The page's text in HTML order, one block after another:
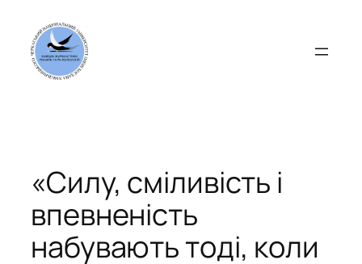
вмісту
«Силу, сміливість і
впевненість
набувають тоді, коли